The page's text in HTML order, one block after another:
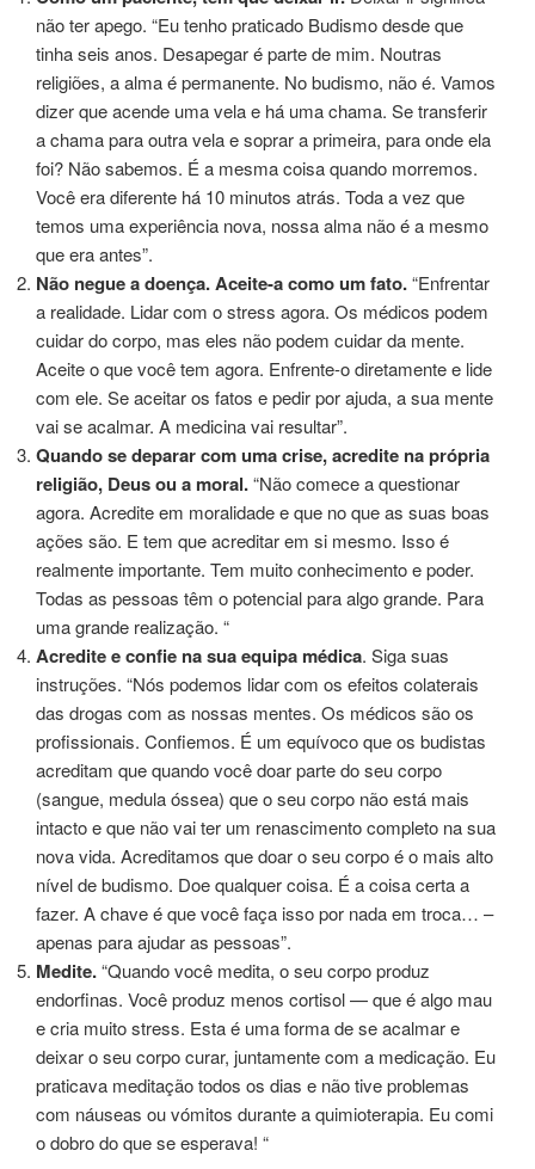
não ter apego. “Eu tenho praticado Budismo desde que
tinha seis anos. Desapegar é parte de mim. Noutras
religiões, a alma é permanente. No budismo, não é. Vamos
dizer que acende uma vela e há uma chama. Se transferir
a chama para outra vela e soprar a primeira, para onde ela
foi? Não sabemos. É a mesma coisa quando morremos.
Você era diferente há 10 minutos atrás. Toda a vez que
temos uma experiência nova, nossa alma não é a mesmo
que era antes”.
Não negue a doença. Aceite-a como um fato.“Enfrentar
a realidade. Lidar com o stress agora. Os médicos podem
cuidar do corpo, mas eles não podem cuidar da mente.
Aceite o que você tem agora. Enfrente-o diretamente e lide
com ele. Se aceitar os fatos e pedir por ajuda, a sua mente
vai se acalmar. A medicina vai resultar”.
Quando se deparar com uma crise, acredite na própria
religião, Deus ou a moral.“Não comece a questionar
agora. Acredite em moralidade e que no que as suas boas
ações são. E tem que acreditar em si mesmo. Isso é
realmente importante. Tem muito conhecimento e poder.
Todas as pessoas têm o potencial para algo grande. Para
uma grande realização. “
Acredite e confie na sua equipa médica. Siga suas
instruções. “Nós podemos lidar com os efeitos colaterais
das drogas com as nossas mentes. Os médicos são os
profissionais. Confiemos. É um equívoco que os budistas
acreditam que quando você doar parte do seu corpo
(sangue, medula óssea) que o seu corpo não está mais
intacto e que não vai ter um renascimento completo na sua
nova vida. Acreditamos que doar o seu corpo é o mais alto
nível de budismo. Doe qualquer coisa. É a coisa certa a
fazer. A chave é que você faça isso por nada em troca… –
apenas para ajudar as pessoas”.
Medite.“Quando você medita, o seu corpo produz
endorfinas. Você produz menos cortisol — que é algo mau
e cria muito stress. Esta é uma forma de se acalmar e
deixar o seu corpo curar, juntamente com a medicação. Eu
praticava meditação todos os dias e não tive problemas
com náuseas ou vómitos durante a quimioterapia. Eu comi
o dobro do que se esperava! “